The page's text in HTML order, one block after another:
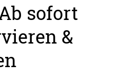
sofort
&